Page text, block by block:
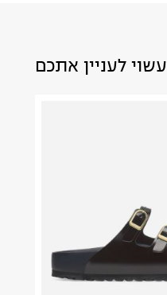
עשוי לעניין אתכם